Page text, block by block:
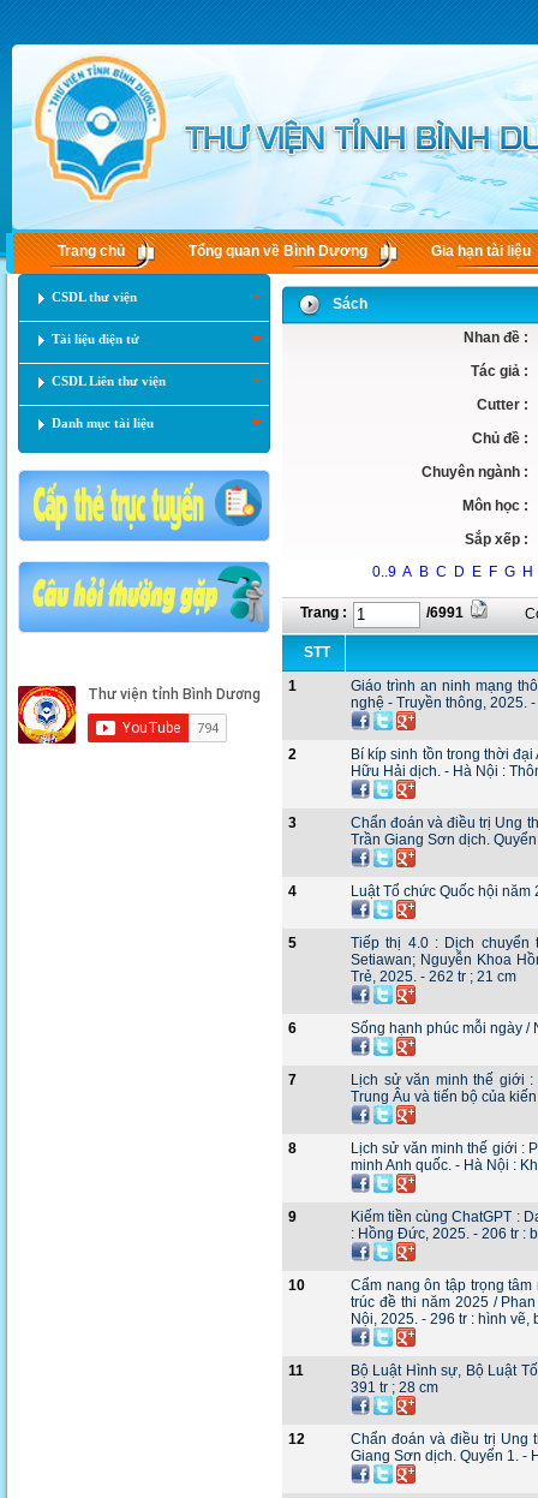
Trang chủ Tổng quan về Bình Dương Gia hạn tài liệu
CSDL thư viện
Tài liệu điện tử
CSDL Liên thư viện
Danh mục tài liệu
Sách
Nhan đề :
Tác giả :
Cutter :
Chủ đề :
Chuyên ngành :
Môn học :
Sắp xếp :
0..9 A B C D E F G H
Trang : /6991
STT
1
Giáo trình an ninh mạng
nghệ - Truyền thông, 2025.
2
Bí kíp sinh tồn trong thời
Hữu Hải dịch. - Hà Nội :
3
Chẩn đoán và điều trị Ung
Trần Giang Sơn dịch.
4 Luật Tổ chức Quốc hội
5
Tiếp thị 4.0 : Dịch chuyển
Setiawan; Nguyễn Khoa
Trẻ, 2025. - 262 tr ; 21 cm
6 Sống hạnh phúc mỗi ngày /
7
Lịch sử văn minh thế giới :
Trung Âu và tiến bộ của
8
Lịch sử văn minh thế giới :
minh Anh quốc. - Hà Nội :
9
Kiếm tiền cùng ChatGPT :
: Hồng Đức, 2025. - 206 tr :
10
Cẩm nang ôn tập trọng
trúc đề thi năm 2025 /
Nội, 2025. - 296 tr : hình vẽ,
11
Bộ Luật Hình sự, Bộ Luật
391 tr ; 28 cm
12
Chẩn đoán và điều trị Ung
Giang Sơn dịch. Quyển 1. -